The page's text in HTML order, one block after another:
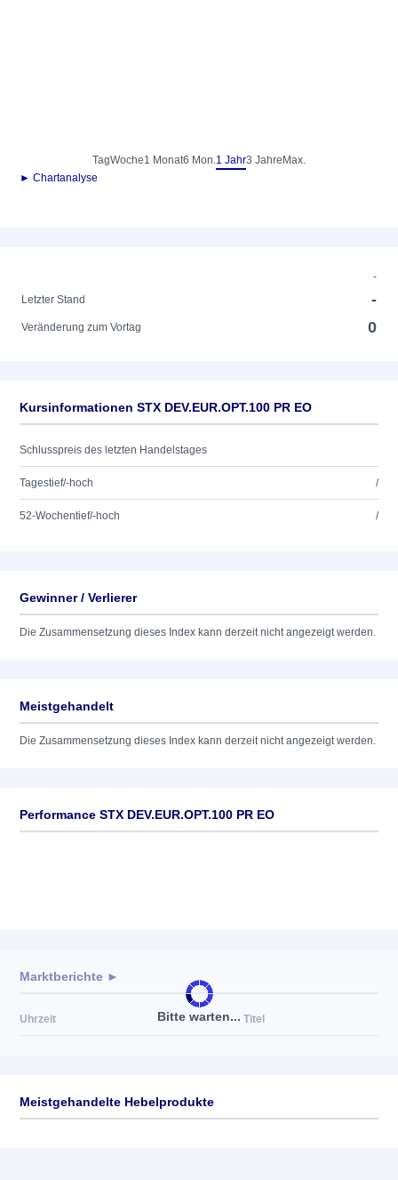
TagWoche1 Monat6 Mon.1 Jahr3 Jahre Max.
► Chartanalyse
-
Letzter Stand
-
Veränderung zum Vortag 0
Kursinformationen STX DEV.EUR.OPT.100 PR EO
Schlusspreis des letzten Handelstages
Tagestief/-hoch /
52-Wochentief/-hoch /
Gewinner / Verlierer
Die Zusammensetzung dieses Index kann derzeit nicht angezeigt werden.
Meistgehandelt
Die Zusammensetzung dieses Index kann derzeit nicht angezeigt werden.
Performance STX DEV.EUR.OPT.100 PR EO
Bitte warten...
Marktberichte ►
Uhrzeit Titel
Meistgehandelte Hebelprodukte